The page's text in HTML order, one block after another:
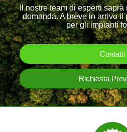
Il nostre team di esperti
domanda. A breve in arrivo
per gli impianti
Contatti
Richiesta